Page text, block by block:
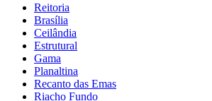
Reitoria
Brasília
Ceilândia
Estrutural
Gama
Planaltina
Recanto das Emas
Riacho Fundo